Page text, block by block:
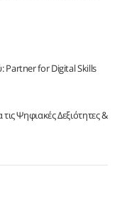
Partner for Digital Skills
Ψηφιακές Δεξιότητες &